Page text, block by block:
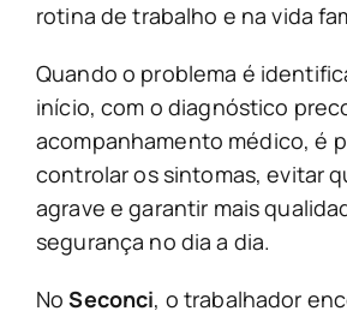
rotina de trabalho e na vida
Quando o problema é
início, com o diagnóstico
acompanhamento médico, é
controlar os sintomas, evitar
agrave e garantir mais
segurança no dia a dia.
NoSeconci, o trabalhador